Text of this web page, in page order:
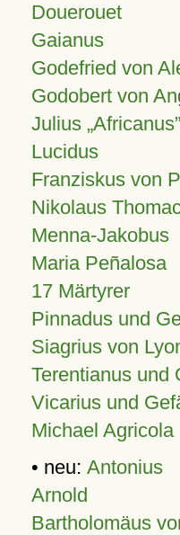
Douerouet
Gaianus
Godefried von
Godobert von
Julius Africanus
Lucidus
Franziskus von
Nikolaus
Menna-Jakobus
Maria Peñalosa
17 Märtyrer
Pinnadus und
Siagrius von
Terentianus und
Vicarius und
Michael Agricola
• neu: Antonius
Arnold
Bartholomäus